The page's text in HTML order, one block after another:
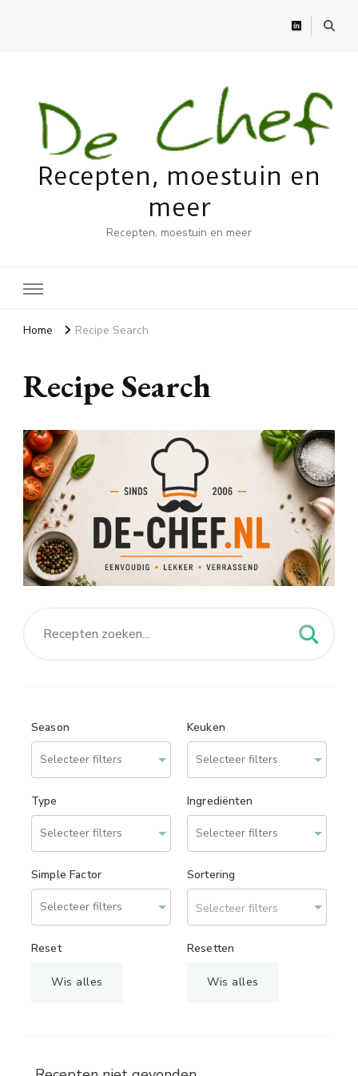
Recepten, moestuin en
meer
Recepten, moestuin en meer
Home Recipe Search
Recipe Search
Season Keuken
Type Ingrediënten
Simple Factor Sortering
Selecteer filters
Reset
Wis alles
Resetten
Wis alles